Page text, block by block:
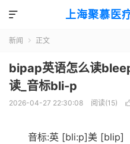
上海聚慕医

新闻  正文
bipap英语怎么读
读_音标bli-p
2026-04-27 22:30:08 阅读(15)
音标:英 [bli:p]美 [blip]